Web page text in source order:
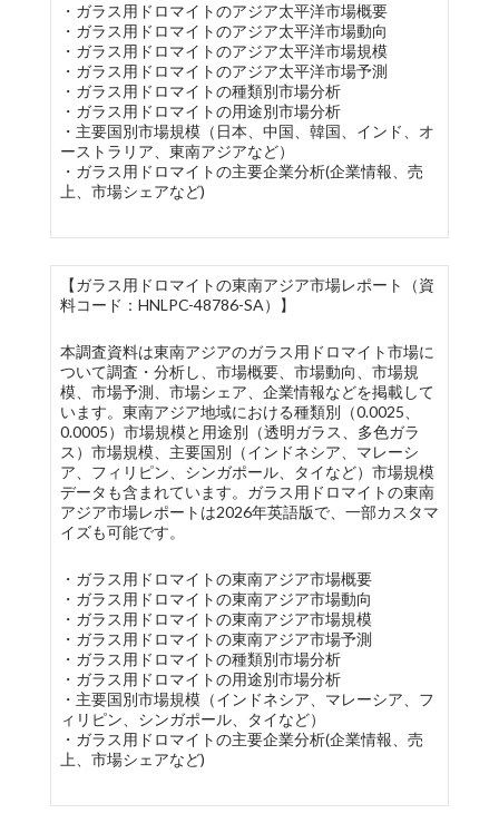
・ガラス用ドロマイトのアジア太平洋市場概要
・ガラス用ドロマイトのアジア太平洋市場動向
・ガラス用ドロマイトのアジア太平洋市場規模
・ガラス用ドロマイトのアジア太平洋市場予測
・ガラス用ドロマイトの種類別市場分析
・ガラス用ドロマイトの用途別市場分析
・主要国別市場規模（日本、中国、韓国、インド、オ
ーストラリア、東南アジアなど）
・ガラス用ドロマイトの主要企業分析(企業情報、売
上、市場シェアなど)
【ガラス用ドロマイトの東南アジア市場レポート（資
料コード：HNLPC-48786-SA）】
本調査資料は東南アジアのガラス用ドロマイト市場に
ついて調査・分析し、市場概要、市場動向、市場規
模、市場予測、市場シェア、企業情報などを掲載して
います。東南アジア地域における種類別（0.0025、
0.0005）市場規模と用途別（透明ガラス、多色ガラ
ス）市場規模、主要国別（インドネシア、マレーシ
ア、フィリピン、シンガポール、タイなど）市場規模
データも含まれています。ガラス用ドロマイトの東南
アジア市場レポートは2026年英語版で、一部カスタマ
イズも可能です。
・ガラス用ドロマイトの東南アジア市場概要
・ガラス用ドロマイトの東南アジア市場動向
・ガラス用ドロマイトの東南アジア市場規模
・ガラス用ドロマイトの東南アジア市場予測
・ガラス用ドロマイトの種類別市場分析
・ガラス用ドロマイトの用途別市場分析
・主要国別市場規模（インドネシア、マレーシア、フ
ィリピン、シンガポール、タイなど）
・ガラス用ドロマイトの主要企業分析(企業情報、売
上、市場シェアなど)